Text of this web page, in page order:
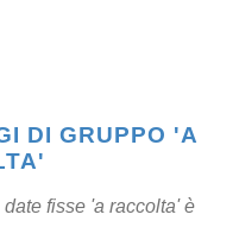
DI GRUPPO 'A
fisse 'a raccolta' è